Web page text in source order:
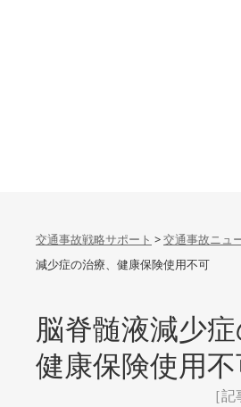
交通事故戦略サポート >交通事故ニュ
減少症の治療、健康保険使用不可
脳脊髄液減少症
健康保険使用
［